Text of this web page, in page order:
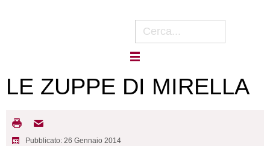
LE ZUPPE DI MIRELLA
Pubblicato: 26 Gennaio 2014